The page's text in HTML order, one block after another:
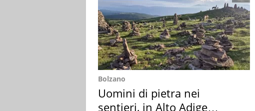
Bolzano
Uomini di pietra nei
sentieri, in Alto Adige